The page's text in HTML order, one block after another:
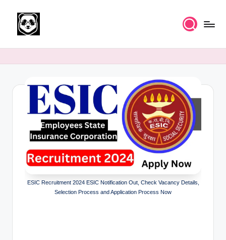
IAS
ESIC Recruitment 2024 ESIC Notification Out, Check Vacancy Details,
Selection Process and Application Process Now